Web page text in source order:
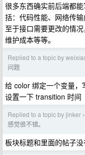
很多东西确实前后端都
括：代码性能、网络传
至于接口需要更改的情
维护成本等等。
Replied to a topic by
问题
给 color 绑定一个变量
设置一下 transition 时间
Replied to a topic by jinker ›
感觉很不错。
板块标题和里面的帖子